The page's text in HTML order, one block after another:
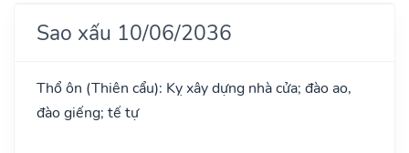
Sao xấu 10/06/2036
Thổ ôn (Thiên cẩu): Kỵ xây dựng nhà cửa; đào ao,
đào giếng; tế tự